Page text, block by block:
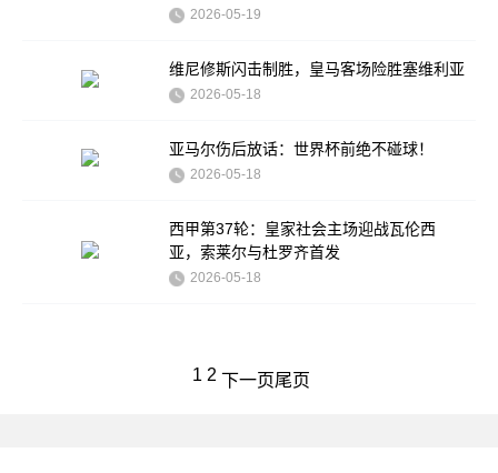
2026-05-19
维尼修斯闪击制胜，皇马客场险胜塞维利亚
2026-05-18
亚马尔伤后放话：世界杯前绝不碰球！
2026-05-18
西甲第37轮：皇家社会主场迎战瓦伦西
亚，索莱尔与杜罗齐首发
2026-05-18
1 2 下一页尾页